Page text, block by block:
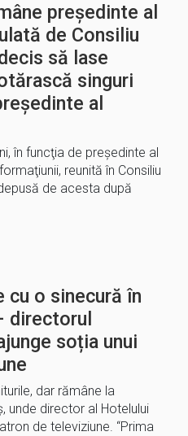
președinte al
de Consiliu
să lase
singuri
al
în funcţia de preşedinte al
reunită în Consiliu
de acesta după
cu o sinecură în
directorul
soția unui
dar rămâne la
unde director al Hotelului
de televiziune. “Prima